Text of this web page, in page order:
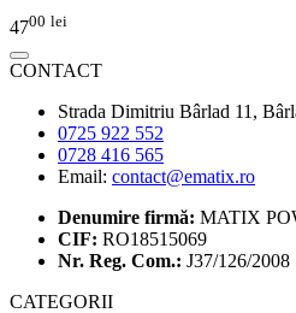
4700 lei
CONTACT
Strada Dimitriu Bârlad 11,
0725 922 552
0728 416 565
Email: contact@ematix.ro
Denumire firmă: MATIX
CIF: RO18515069
Nr. Reg. Com.: J37/126/2008
CATEGORII